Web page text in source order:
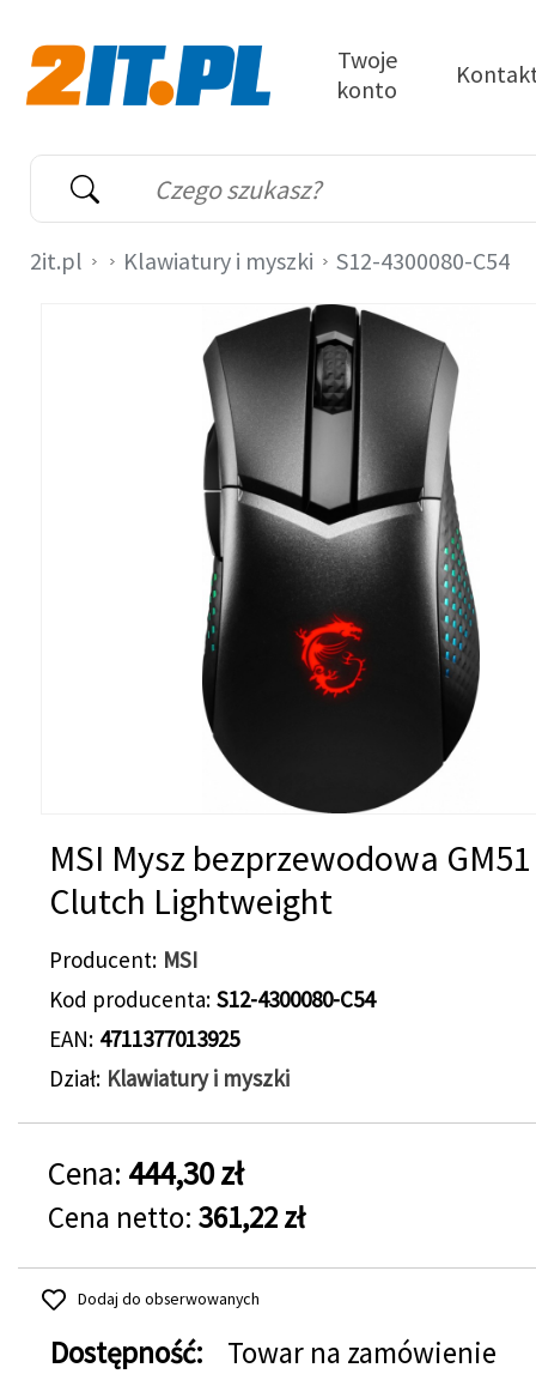
Wyszukiwarka
Słowo kluczowe
Twoje
konto
2it.pl Klawiatury i myszki S12-4300080-C54
MSI Mysz bezprzewodowa GM51
Clutch Lightweight
Producent MSI
Kod producenta S12-4300080-C54
EAN 4711377013925
Dział Klawiatury i myszki
Cena: 444,30 zł
Cena netto: 361,22 zł
Dodaj do obserwowanych
Dostępność:
Towar na zamówienie